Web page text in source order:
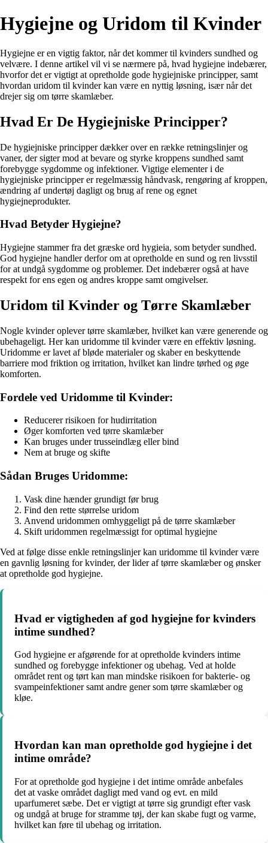
Hygiejne og Uridom til Kvinder
Hygiejne er en vigtig faktor, når det kommer til kvinders sundhed og
velvære. I denne artikel vil vi se nærmere på, hvad hygiejne indebærer,
hvorfor det er vigtigt at opretholde gode hygiejniske principper, samt
hvordan uridom til kvinder kan være en nyttig løsning, især når det
drejer sig om tørre skamlæber.
Hvad Er De Hygiejniske Principper?
De hygiejniske principper dækker over en række retningslinjer og
vaner, der sigter mod at bevare og styrke kroppens sundhed samt
forebygge sygdomme og infektioner. Vigtige elementer i de
hygiejniske principper er regelmæssig håndvask, rengøring af kroppen,
ændring af undertøj dagligt og brug af rene og egnet
hygiejneprodukter.
Hvad Betyder Hygiejne?
Hygiejne stammer fra det græske ord hygieia, som betyder sundhed.
God hygiejne handler derfor om at opretholde en sund og ren livsstil
for at undgå sygdomme og problemer. Det indebærer også at have
respekt for ens egen og andres kroppe samt omgivelser.
Uridom til Kvinder og Tørre Skamlæber
Nogle kvinder oplever tørre skamlæber, hvilket kan være generende og
ubehageligt. Her kan uridomme til kvinder være en effektiv løsning.
Uridomme er lavet af bløde materialer og skaber en beskyttende
barriere mod friktion og irritation, hvilket kan lindre tørhed og øge
komforten.
Fordele ved Uridomme til Kvinder:
Reducerer risikoen for hudirritation
Øger komforten ved tørre skamlæber
Kan bruges under trusseindlæg eller bind
Nem at bruge og skifte
Sådan Bruges Uridomme:
Vask dine hænder grundigt før brug
Find den rette størrelse uridom
Anvend uridommen omhyggeligt på de tørre skamlæber
Skift uridommen regelmæssigt for optimal hygiejne
Ved at følge disse enkle retningslinjer kan uridomme til kvinder være
en gavnlig løsning for kvinder, der lider af tørre skamlæber og ønsker
at opretholde god hygiejne.
Hvad er vigtigheden af god hygiejne for kvinders
intime sundhed?
God hygiejne er afgørende for at opretholde kvinders intime
sundhed og forebygge infektioner og ubehag. Ved at holde
området rent og tørt kan man mindske risikoen for bakterie- og
svampeinfektioner samt andre gener som tørre skamlæber og
kløe.
Hvordan kan man opretholde god hygiejne i det
intime område?
For at opretholde god hygiejne i det intime område anbefales
det at vaske området dagligt med vand og evt. en mild
uparfumeret sæbe. Det er vigtigt at tørre sig grundigt efter vask
og undgå at bruge for stramme tøj, der kan skabe fugt og varme,
hvilket kan føre til ubehag og irritation.